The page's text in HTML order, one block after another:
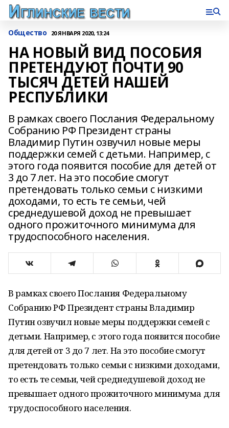
Общество 20 ЯНВАРЯ 2020, 13:24
НА НОВЫЙ ВИД ПОСОБИЯ
ПРЕТЕНДУЮТ ПОЧТИ 90
ТЫСЯЧ ДЕТЕЙ НАШЕЙ
РЕСПУБЛИКИ
В рамках своего Послания Федеральному
Собранию РФ Президент страны
Владимир Путин озвучил новые меры
поддержки семей с детьми. Например, с
этого года появится пособие для детей от
3 до 7 лет. На это пособие смогут
претендовать только семьи с низкими
доходами, то есть те семьи, чей
среднедушевой доход не превышает
одного прожиточного минимума для
трудоспособного населения.
В рамках своего Послания Федеральному
Собранию РФ Президент страны Владимир
Путин озвучил новые меры поддержки семей с
детьми. Например, с этого года появится пособие
для детей от 3 до 7 лет. На это пособие смогут
претендовать только семьи с низкими доходами,
то есть те семьи, чей среднедушевой доход не
превышает одного прожиточного минимума для
трудоспособного населения.